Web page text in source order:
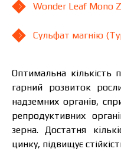
Wonder Leaf Mono
Сульфат магнію
Оптимальна кількість
гарний розвиток
надземних органів,
репродуктивних
зерна. Достатня
цинку, підвищує